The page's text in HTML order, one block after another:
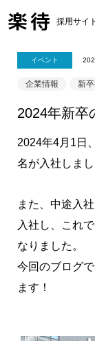
採用サイト
イベント
企業情報 新
2024年新卒
2024年4月1日
名が入社しまし
また、中途入
入社し、これ
なりました。
今回のブログ
ます！